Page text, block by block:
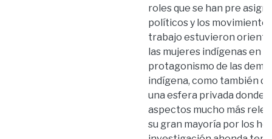
roles que se han pre
políticos y los
trabajo estuvieron
las mujeres indígenas en
protagonismo de las
indígena, como también
una esfera privada donde
aspectos mucho más
su gran mayoría por los